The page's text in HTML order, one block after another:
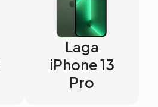
Laga
iPhone 13
Pro